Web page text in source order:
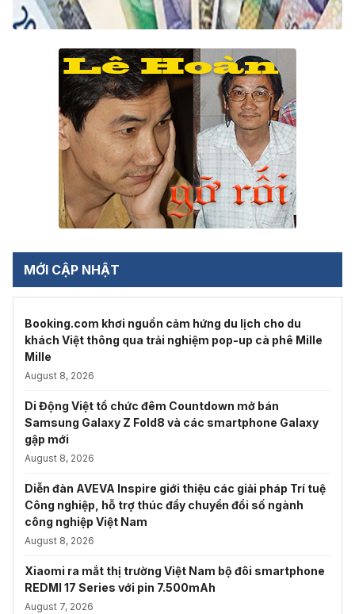
MỚI CẬP NHẬT
Booking.com khơi nguồn cảm hứng du lịch cho du
khách Việt thông qua trải nghiệm pop-up cà phê Mille
Mille
August 8, 2026
Di Động Việt tổ chức đêm Countdown mở bán
Samsung Galaxy Z Fold8 và các smartphone Galaxy
gập mới
August 8, 2026
Diễn đàn AVEVA Inspire giới thiệu các giải pháp Trí tuệ
Công nghiệp, hỗ trợ thúc đẩy chuyển đổi số ngành
công nghiệp Việt Nam
August 8, 2026
Xiaomi ra mắt thị trường Việt Nam bộ đôi smartphone
REDMI 17 Series với pin 7.500mAh
August 7, 2026